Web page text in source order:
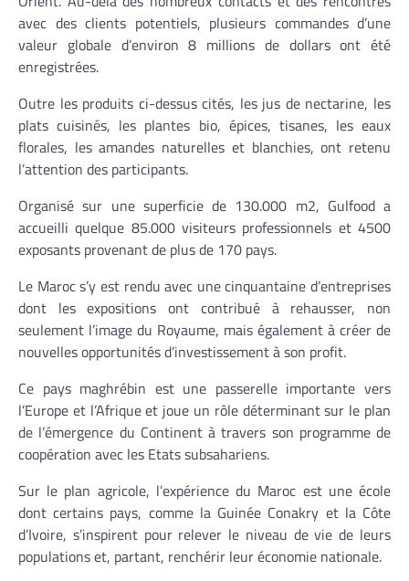
avec des clients potentiels, plusieurs commandes d’une
valeur globale d’environ 8 millions de dollars ont été
enregistrées.
Outre les produits ci-dessus cités, les jus de nectarine, les
plats cuisinés, les plantes bio, épices, tisanes, les eaux
florales, les amandes naturelles et blanchies, ont retenu
l’attention des participants.
Organisé sur une superficie de 130.000 m2, Gulfood a
accueilli quelque 85.000 visiteurs professionnels et 4500
exposants provenant de plus de 170 pays.
Le Maroc s’y est rendu avec une cinquantaine d’entreprises
dont les expositions ont contribué à rehausser, non
seulement l’image du Royaume, mais également à créer de
nouvelles opportunités d’investissement à son profit.
Ce pays maghrébin est une passerelle importante vers
l’Europe et l’Afrique et joue un rôle déterminant sur le plan
de l’émergence du Continent à travers son programme de
coopération avec les Etats subsahariens.
Sur le plan agricole, l’expérience du Maroc est une école
dont certains pays, comme la Guinée Conakry et la Côte
d’Ivoire, s’inspirent pour relever le niveau de vie de leurs
populations et, partant, renchérir leur économie nationale.